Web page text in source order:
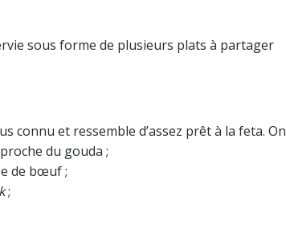
sous forme de plusieurs plats à partager
connu et ressemble d’assez prêt à la feta. On
du gouda ;
de bœuf ;
;